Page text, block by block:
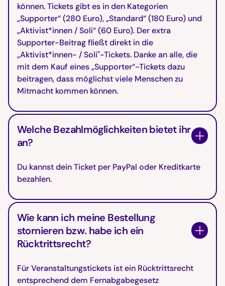
können. Tickets gibt es in den Kategorien
„Supporter“ (280 Euro), „Standard“ (180 Euro) und
„Aktivist*innen / Soli“ (60 Euro). Der extra
Supporter-Beitrag fließt direkt in die
„Aktivist*innen- / Soli"-Tickets. Danke an alle, die
mit dem Kauf eines „Supporter“-Tickets dazu
beitragen, dass möglichst viele Menschen zu
Mitmacht kommen können.
Welche Bezahlmöglichkeiten bietet ihr
an?
Du kannst dein Ticket per PayPal oder Kreditkarte
bezahlen.
Wie kann ich meine Bestellung
stornieren bzw. habe ich ein
Rücktrittsrecht?
Für Veranstaltungstickets ist ein Rücktrittsrecht
entsprechend dem Fernabgabegesetz